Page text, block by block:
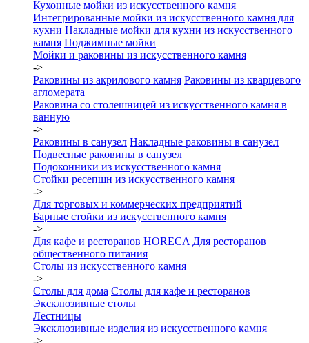
Кухонные мойки из искусственного камня
Интегрированные мойки из искусственного камня для
кухни Накладные мойки для кухни из искусственного
камня Поджимные мойки
Мойки и раковины из искусственного камня
->
Раковины из акрилового камня Раковины из кварцевого
агломерата
Раковина со столешницей из искусственного камня в
ванную
->
Раковины в санузел Накладные раковины в санузел
Подвесные раковины в санузел
Подоконники из искусственного камня
Стойки ресепшн из искусственного камня
->
Для торговых и коммерческих предприятий
Барные стойки из искусственного камня
->
Для кафе и ресторанов HORECA Для ресторанов
общественного питания
Столы из искусственного камня
->
Столы для дома Столы для кафе и ресторанов
Эксклюзивные столы
Лестницы
Эксклюзивные изделия из искусственного камня
->